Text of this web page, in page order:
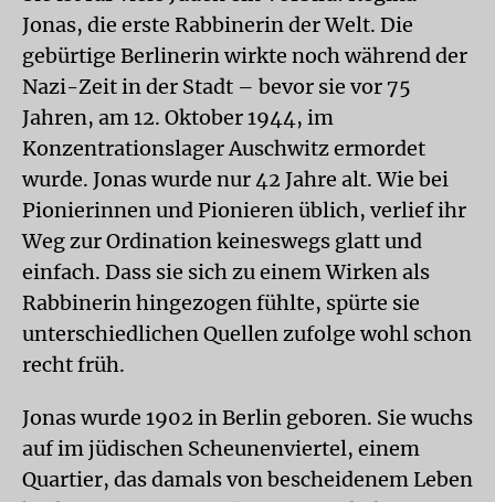
Jonas, die erste Rabbinerin der Welt. Die
gebürtige Berlinerin wirkte noch während der
Nazi-Zeit in der Stadt – bevor sie vor 75
Jahren, am 12. Oktober 1944, im
Konzentrationslager Auschwitz ermordet
wurde. Jonas wurde nur 42 Jahre alt. Wie bei
Pionierinnen und Pionieren üblich, verlief ihr
Weg zur Ordination keineswegs glatt und
einfach. Dass sie sich zu einem Wirken als
Rabbinerin hingezogen fühlte, spürte sie
unterschiedlichen Quellen zufolge wohl schon
recht früh.
Jonas wurde 1902 in Berlin geboren. Sie wuchs
auf im jüdischen Scheunenviertel, einem
Quartier, das damals von bescheidenem Leben